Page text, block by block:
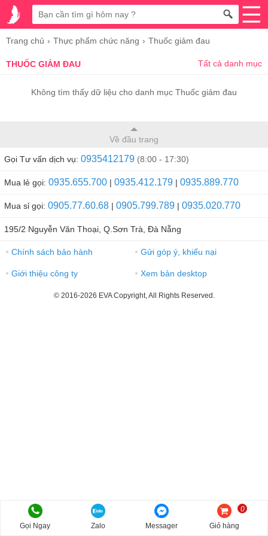
Trang chủ Thực phẩm chức năng Thuốc giảm đau
THUỐC GIẢM ĐAU Tất cả danh mục
Không tìm thấy dữ liệu cho danh mục Thuốc giảm đau
Về đầu trang
Gọi Tư vấn dịch vụ: 0935412179 (8:00 - 17:30)
Mua lẻ gọi: 0935.655.700 | 0935.412.179 | 0935.889.770
Mua sỉ gọi: 0905.77.60.68 | 0905.799.789 | 0935.020.770
195/2 Nguyễn Văn Thoại, Q.Sơn Trà, Đà Nẵng
● Chính sách bảo hành ● Gửi góp ý, khiếu nại
● Giới thiệu công ty ● Xem bản desktop
© 2016-2026 EVA Copyright, All Rights Reserved.
Gọi Ngay Zalo Messager Giỏ hàng
0